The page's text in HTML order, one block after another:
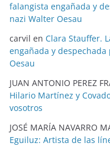
falangista engañada y
nazi Walter Oesau
carvil en Clara Stauffer.
engañada y
Oesau
JUAN ANTONIO PEREZ
Hilario Martínez y
vosotros
JOSÉ MARÍA NAVARRO
Eguiluz: Artista de las